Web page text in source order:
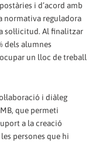
i d’acord amb
normativa reguladora
sol·licitud. Al finalitzar
dels alumnes
un lloc de treball
i diàleg
que permeti
a la creació
persones que hi